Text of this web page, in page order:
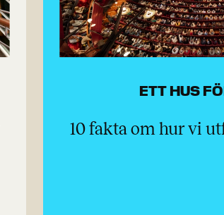
ETT HUS
10 fakta om hur vi